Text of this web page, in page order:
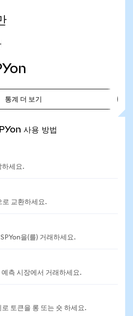
통계 더 보기
사용 방법
하세요.
로 교환하세요.
을(를) 거래하세요.
측 시장에서 거래하세요.
토큰을 롱 또는 숏 하세요.